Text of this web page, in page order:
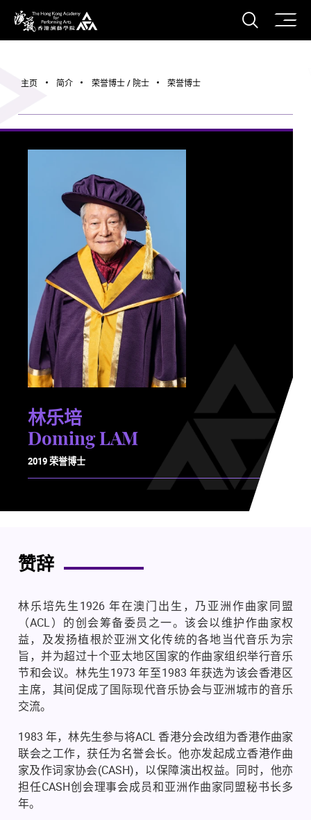
香港演艺学院
打开
主页 简介 荣誉博士 / 院士 荣誉博士
林乐培
Doming LAM
2019 荣誉博士
赞辞
林乐培先生1926 年在澳门出生，乃亚洲作曲家同盟
（ACL）的创会筹备委员之一。该会以维护作曲家权
益，及发扬植根於亚洲文化传统的各地当代音乐为宗
旨，并为超过十个亚太地区国家的作曲家组织举行音乐
节和会议。林先生1973 年至1983 年获选为该会香港区
主席，其间促成了国际现代音乐协会与亚洲城市的音乐
交流。
1983 年，林先生参与将ACL 香港分会改组为香港作曲家
联会之工作，获任为名誉会长。他亦发起成立香港作曲
家及作词家协会(CASH)，以保障演出权益。同时，他亦
担任CASH创会理事会成员和亚洲作曲家同盟秘书长多
年。